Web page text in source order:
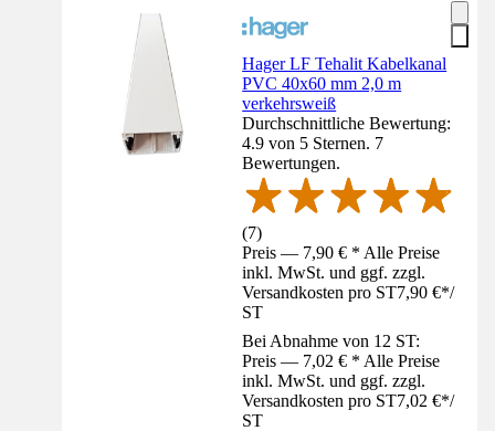
Hager LF Tehalit Kabelkanal
PVC 40x60 mm 2,0 m
verkehrsweiß
Durchschnittliche Bewertung:
4.9 von 5 Sternen. 7
Bewertungen.
(7)
Preis — 7,90 € * Alle Preise
inkl. MwSt. und ggf. zzgl.
Versandkosten pro ST7,90 €*/
ST
Bei Abnahme von 12 ST:
Preis — 7,02 € * Alle Preise
inkl. MwSt. und ggf. zzgl.
Versandkosten pro ST7,02 €*/
ST